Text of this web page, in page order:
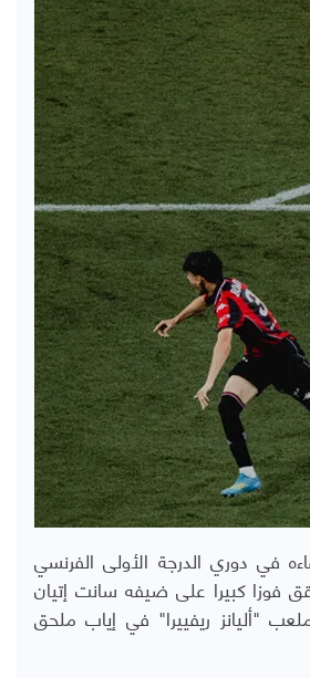
في دوري الدرجة الأولى الفرنسي
فوزا كبيرا على ضيفه سانت إتيان
"أليانز ريفييرا" في إياب ملحق